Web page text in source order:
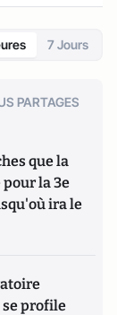
7 Jours
PARTAGES
que la
la 3e
ira le
profile